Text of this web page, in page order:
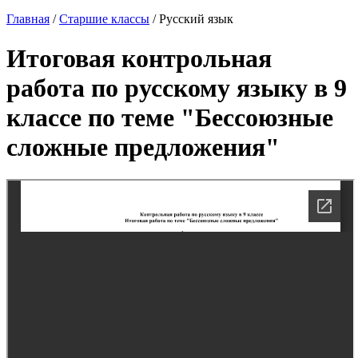
Главная /Старшие классы /Русский язык
Итоговая контрольная
работа по русскому языку в 9
классе по теме "Бессоюзные
сложные предложения"